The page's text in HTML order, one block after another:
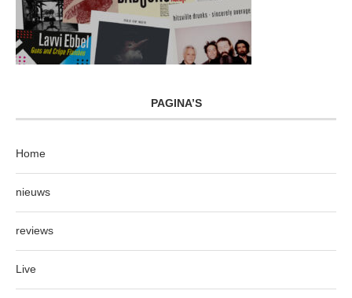
PAGINA’S
Home
nieuws
reviews
Live